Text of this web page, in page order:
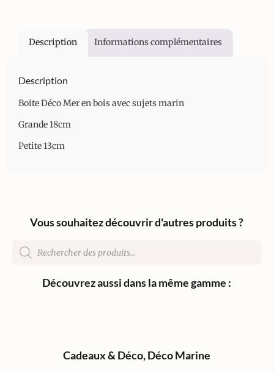
Description Informations complémentaires
Description
Boite Déco Mer en bois avec sujets marin
Grande 18cm
Petite 13cm
Vous souhaitez découvrir d'autres produits ?
Découvrez aussi dans la même gamme :
Cadeaux & Déco,Déco Marine